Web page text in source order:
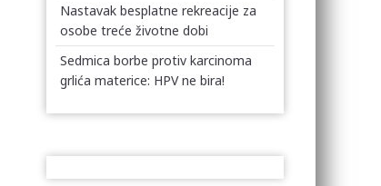
Nastavak besplatne rekreacije za
osobe treće životne dobi
Sedmica borbe protiv karcinoma
grlića materice: HPV ne bira!